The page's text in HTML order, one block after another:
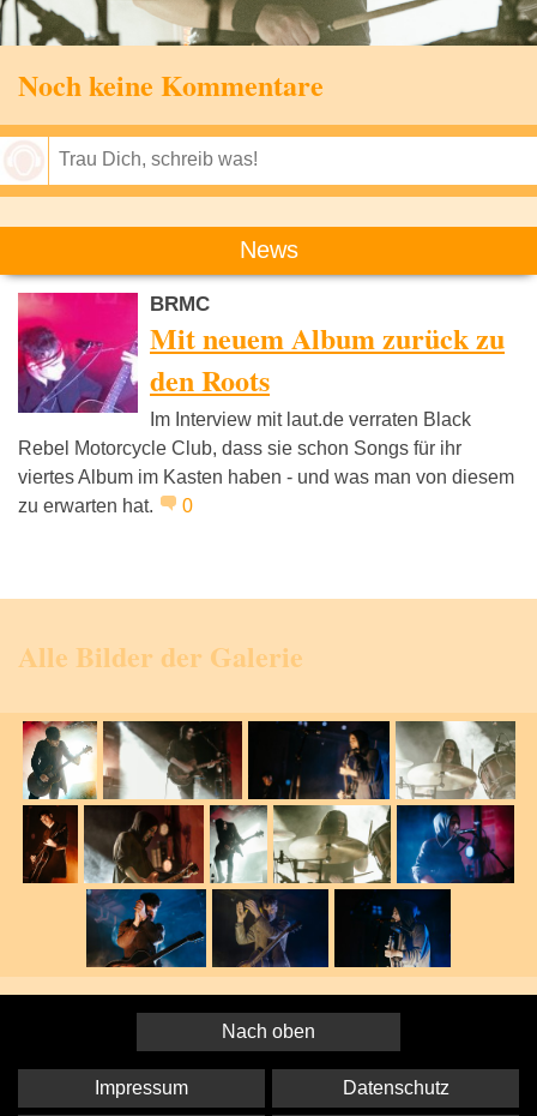
Noch keine Kommentare
News
BRMC
Mit neuem Album zurück zu
den Roots
Im Interview mit laut.de verraten Black
Rebel Motorcycle Club, dass sie schon Songs für ihr
viertes Album im Kasten haben - und was man von diesem
zu erwarten hat.
0
Alle Bilder der Galerie
Nach oben
Impressum Datenschutz